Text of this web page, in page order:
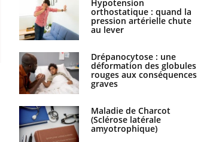
Hypotension
orthostatique : quand la
pression artérielle chute
au lever
Drépanocytose : une
déformation des globules
rouges aux conséquences
graves
Maladie de Charcot
(Sclérose latérale
amyotrophique)